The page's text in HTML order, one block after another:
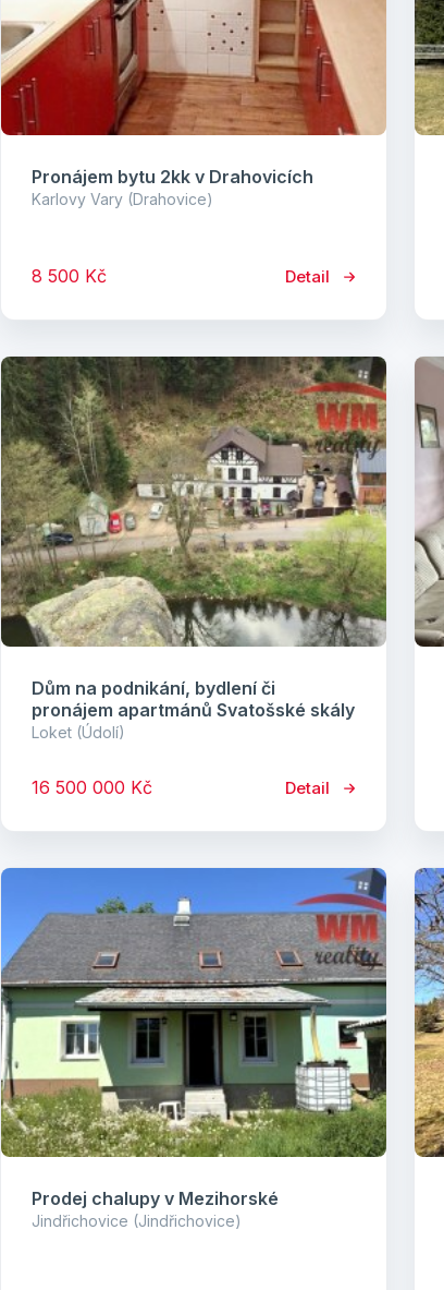
Pronájem bytu 2kk v Drahovicích
Karlovy Vary (Drahovice)
8 500 Kč Detail
Dům na podnikání, bydlení či
pronájem apartmánů Svatošské skály
Loket (Údolí)
16 500 000 Kč Detail
Prodej chalupy v Mezihorské
Jindřichovice (Jindřichovice)